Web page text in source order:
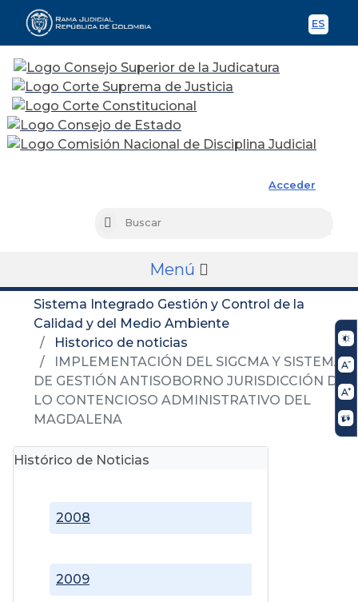
ES
Acceder
Buscar
Menú
Sistema Integrado Gestión y Control de la
Calidad y del Medio Ambiente
Historico de noticias
IMPLEMENTACIÓN DEL SIGCMA Y SISTEMA
DE GESTIÓN ANTISOBORNO JURISDICCIÓN DE
LO CONTENCIOSO ADMINISTRATIVO DEL
MAGDALENA
Histórico de Noticias
2008
2009